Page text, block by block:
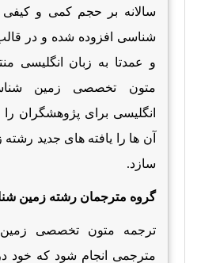
سالانه بر حجم کمی و کیفی
شناسی افزوده شده و در
و عمدتا به زبان انگلیسی
متون تخصصی زمین
انگلیسی برای پژوهشگران
آن ها را یافته های جدید
سازد.
گروه مترجمان رشته زمین
ترجمه متون تخصصی
مترجمی انجام شود که خود